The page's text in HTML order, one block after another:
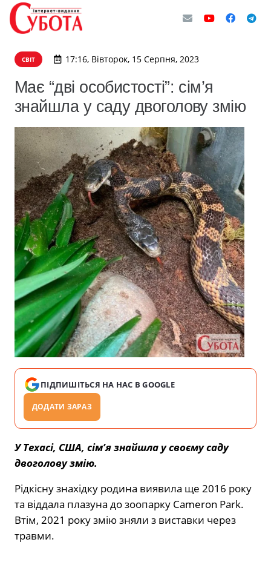
СВІТ 17:16, Вівторок, 15 Серпня, 2023
Має “дві особистості”: сім’я
знайшла у саду двоголову змію
ПІДПИШІТЬСЯ НА НАС В GOOGLE
ДОДАТИ ЗАРАЗ
У Техасі, США, сім’я знайшла у своєму саду
двоголову змію.
Рідкісну знахідку родина виявила ще 2016 року
та віддала плазуна до зоопарку Cameron Park.
Втім, 2021 року змію зняли з виставки через
травми.